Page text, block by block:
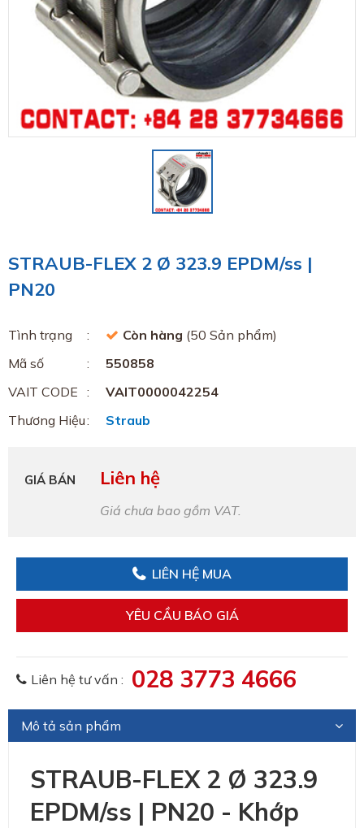
STRAUB-FLEX 2 Ø 323.9 EPDM/ss |
PN20
Tình trạng Còn hàng (50 Sản phẩm)
Mã số
550858
VAIT CODE
VAIT0000042254
Thương Hiệu
Straub
GIÁ BÁN Liên hệ
Giá chưa bao gồm VAT.
LIÊN HỆ MUA
YÊU CẦU BÁO GIÁ
Liên hệ tư vấn : 028 3773 4666
Mô tả sản phẩm
STRAUB-FLEX 2 Ø 323.9
EPDM/ss | PN20 - Khớp